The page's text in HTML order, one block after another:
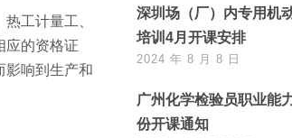
工计量工、
应的资格证
影响到生产和
深圳场（厂）内专用机
培训4月开课安排
2024 年 8 月 8 日
广州化学检验员职业能
份开课通知